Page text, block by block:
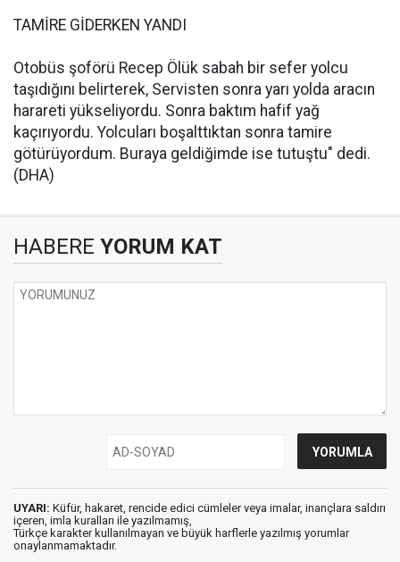
TAMİRE GİDERKEN YANDI
Otobüs şoförü Recep Ölük sabah bir sefer yolcu
taşıdığını belirterek, Servisten sonra yarı yolda aracın
harareti yükseliyordu. Sonra baktım hafif yağ
kaçırıyordu. Yolcuları boşalttıktan sonra tamire
götürüyordum. Buraya geldiğimde ise tutuştu" dedi.
(DHA)
HABERE YORUM KAT
UYARI: Küfür, hakaret, rencide edici cümleler veya imalar, inançlara saldırı
içeren, imla kuralları ile yazılmamış,
Türkçe karakter kullanılmayan ve büyük harflerle yazılmış yorumlar
onaylanmamaktadır.